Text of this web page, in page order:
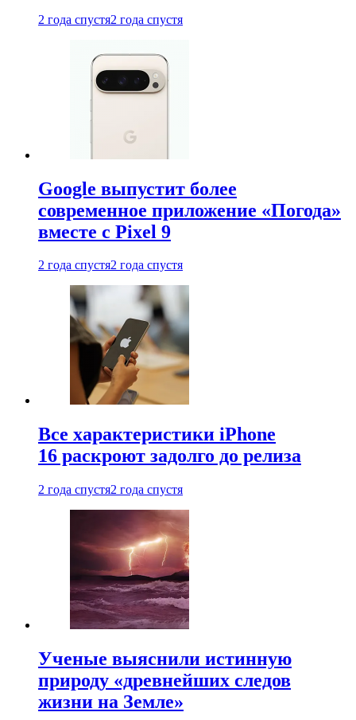
2 года спустя2 года спустя
Google выпустит более
современное приложение «Погода»
вместе с Pixel 9
2 года спустя2 года спустя
Все характеристики iPhone
16 раскроют задолго до релиза
2 года спустя2 года спустя
Ученые выяснили истинную
природу «древнейших следов
жизни на Земле»